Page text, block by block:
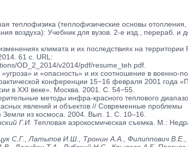
теплофизика (теплофизические основы отопления,
воздуха): Учебник для вузов. 2-е изд., перераб. и
климата и их последствиях на территории
61 с. URL:
OD_2_2014/v2014/pdf/resume_teh.pdf.
и «опасность» и их соотношение в военно-
конференции 15−16 февраля 2001 года
в XXI веке». Москва. 2001. С. 54−55.
методы инфра-красного теплового
явлений и объектов // Современные проблемы
Земли из космоса. 2004. Вып. 1. C. 10–16.
Г.И. Тепловая аэрокосмическая съемка. М.:
С.Г., Латыпов И.Ш., Тронин А.А., Филиппович